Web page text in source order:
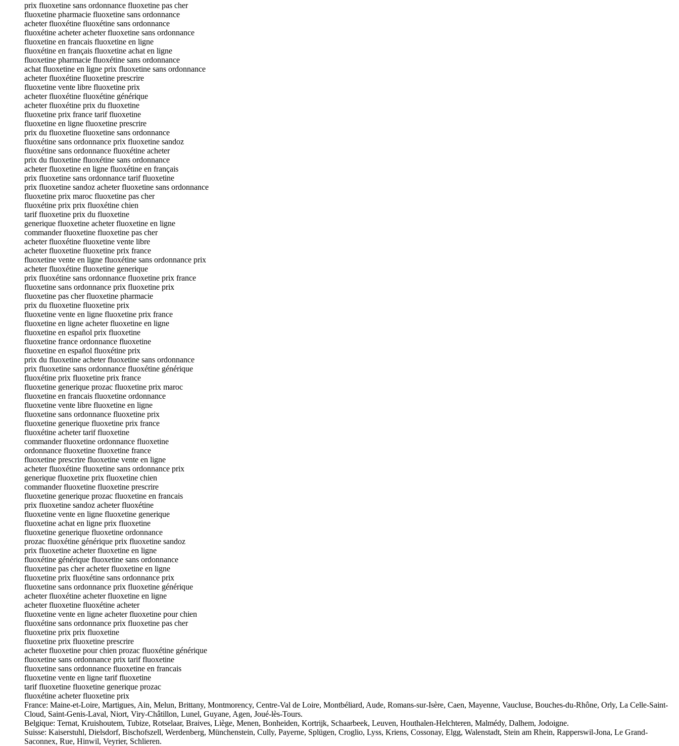
prix fluoxetine sans ordonnance fluoxetine pas cher
fluoxetine pharmacie fluoxetine sans ordonnance
acheter fluoxétine fluoxétine sans ordonnance
fluoxétine acheter acheter fluoxetine sans ordonnance
fluoxetine en francais fluoxetine en ligne
fluoxétine en français fluoxetine achat en ligne
fluoxetine pharmacie fluoxétine sans ordonnance
achat fluoxetine en ligne prix fluoxetine sans ordonnance
acheter fluoxétine fluoxetine prescrire
fluoxetine vente libre fluoxetine prix
acheter fluoxétine fluoxétine générique
acheter fluoxétine prix du fluoxetine
fluoxetine prix france tarif fluoxetine
fluoxetine en ligne fluoxetine prescrire
prix du fluoxetine fluoxetine sans ordonnance
fluoxétine sans ordonnance prix fluoxetine sandoz
fluoxétine sans ordonnance fluoxétine acheter
prix du fluoxetine fluoxétine sans ordonnance
acheter fluoxetine en ligne fluoxétine en français
prix fluoxetine sans ordonnance tarif fluoxetine
prix fluoxetine sandoz acheter fluoxetine sans ordonnance
fluoxetine prix maroc fluoxetine pas cher
fluoxétine prix prix fluoxétine chien
tarif fluoxetine prix du fluoxetine
generique fluoxetine acheter fluoxetine en ligne
commander fluoxetine fluoxetine pas cher
acheter fluoxétine fluoxetine vente libre
acheter fluoxetine fluoxetine prix france
fluoxetine vente en ligne fluoxétine sans ordonnance prix
acheter fluoxétine fluoxetine generique
prix fluoxétine sans ordonnance fluoxetine prix france
fluoxetine sans ordonnance prix fluoxetine prix
fluoxetine pas cher fluoxetine pharmacie
prix du fluoxetine fluoxetine prix
fluoxetine vente en ligne fluoxetine prix france
fluoxetine en ligne acheter fluoxetine en ligne
fluoxetine en español prix fluoxetine
fluoxetine france ordonnance fluoxetine
fluoxetine en español fluoxétine prix
prix du fluoxetine acheter fluoxetine sans ordonnance
prix fluoxetine sans ordonnance fluoxétine générique
fluoxétine prix fluoxetine prix france
fluoxetine generique prozac fluoxetine prix maroc
fluoxetine en francais fluoxetine ordonnance
fluoxetine vente libre fluoxetine en ligne
fluoxetine sans ordonnance fluoxetine prix
fluoxetine generique fluoxetine prix france
fluoxétine acheter tarif fluoxetine
commander fluoxetine ordonnance fluoxetine
ordonnance fluoxetine fluoxetine france
fluoxetine prescrire fluoxetine vente en ligne
acheter fluoxétine fluoxetine sans ordonnance prix
generique fluoxetine prix fluoxetine chien
commander fluoxetine fluoxetine prescrire
fluoxetine generique prozac fluoxetine en francais
prix fluoxetine sandoz acheter fluoxétine
fluoxetine vente en ligne fluoxetine generique
fluoxetine achat en ligne prix fluoxetine
fluoxetine generique fluoxetine ordonnance
prozac fluoxétine générique prix fluoxetine sandoz
prix fluoxetine acheter fluoxetine en ligne
fluoxétine générique fluoxetine sans ordonnance
fluoxetine pas cher acheter fluoxetine en ligne
fluoxetine prix fluoxétine sans ordonnance prix
fluoxetine sans ordonnance prix fluoxetine générique
acheter fluoxétine acheter fluoxetine en ligne
acheter fluoxetine fluoxétine acheter
fluoxetine vente en ligne acheter fluoxetine pour chien
fluoxétine sans ordonnance prix fluoxetine pas cher
fluoxetine prix prix fluoxetine
fluoxetine prix fluoxetine prescrire
acheter fluoxetine pour chien prozac fluoxétine générique
fluoxetine sans ordonnance prix tarif fluoxetine
fluoxetine sans ordonnance fluoxetine en francais
fluoxetine vente en ligne tarif fluoxetine
tarif fluoxetine fluoxetine generique prozac
fluoxétine acheter fluoxetine prix
France: Maine-et-Loire, Martigues, Ain, Melun, Brittany, Montmorency, Centre-Val de Loire, Montbéliard, Aude, Romans-sur-Isère, Caen, Mayenne, Vaucluse, Bouches-du-Rhône, Orly, La Celle-Saint-
Cloud, Saint-Genis-Laval, Niort, Viry-Châtillon, Lunel, Guyane, Agen, Joué-lès-Tours.
Belgique: Ternat, Kruishoutem, Tubize, Rotselaar, Braives, Liège, Menen, Bonheiden, Kortrijk, Schaarbeek, Leuven, Houthalen-Helchteren, Malmédy, Dalhem, Jodoigne.
Suisse: Kaiserstuhl, Dielsdorf, Bischofszell, Werdenberg, Münchenstein, Cully, Payerne, Splügen, Croglio, Lyss, Kriens, Cossonay, Elgg, Walenstadt, Stein am Rhein, Rapperswil-Jona, Le Grand-
Saconnex, Rue, Hinwil, Veyrier, Schlieren.